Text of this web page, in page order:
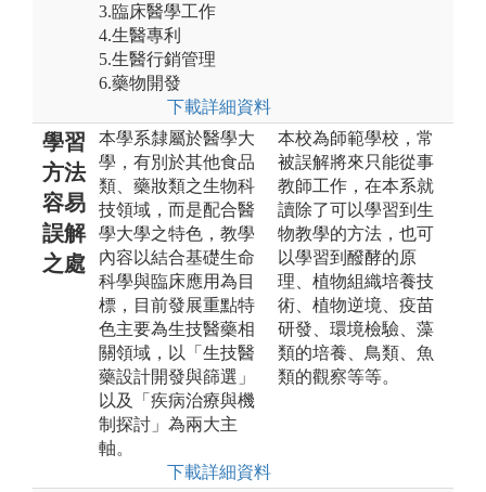
3.臨床醫學工作
4.生醫專利
5.生醫行銷管理
6.藥物開發
下載詳細資料
學習
方法
容易
誤解
之處
本學系隸屬於醫學大
學，有別於其他食品
類、藥妝類之生物科
技領域，而是配合醫
學大學之特色，教學
內容以結合基礎生命
科學與臨床應用為目
標，目前發展重點特
色主要為生技醫藥相
關領域，以「生技醫
藥設計開發與篩選」
以及「疾病治療與機
制探討」為兩大主
軸。
下載詳細資料
本校為師範學校，常
被誤解將來只能從事
教師工作，在本系就
讀除了可以學習到生
物教學的方法，也可
以學習到醱酵的原
理、植物組織培養技
術、植物逆境、疫苗
研發、環境檢驗、藻
類的培養、鳥類、魚
類的觀察等等。